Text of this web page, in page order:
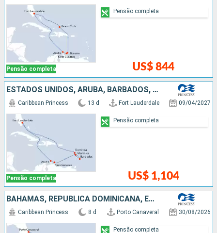
Pensão completa US$ 844
Pensão completa
ESTADOS UNIDOS, ARUBA, BARBADOS, REPUBLICA DOMINICANA
Pensão completa
Caribbean Princess 13 d Fort Lauderdale 09/04/2027
US$ 1,104
Pensão completa
BAHAMAS, REPUBLICA DOMINICANA, ESTADOS UNIDOS
Caribbean Princess 8 d Porto Canaveral 30/08/2026
Pensão completa